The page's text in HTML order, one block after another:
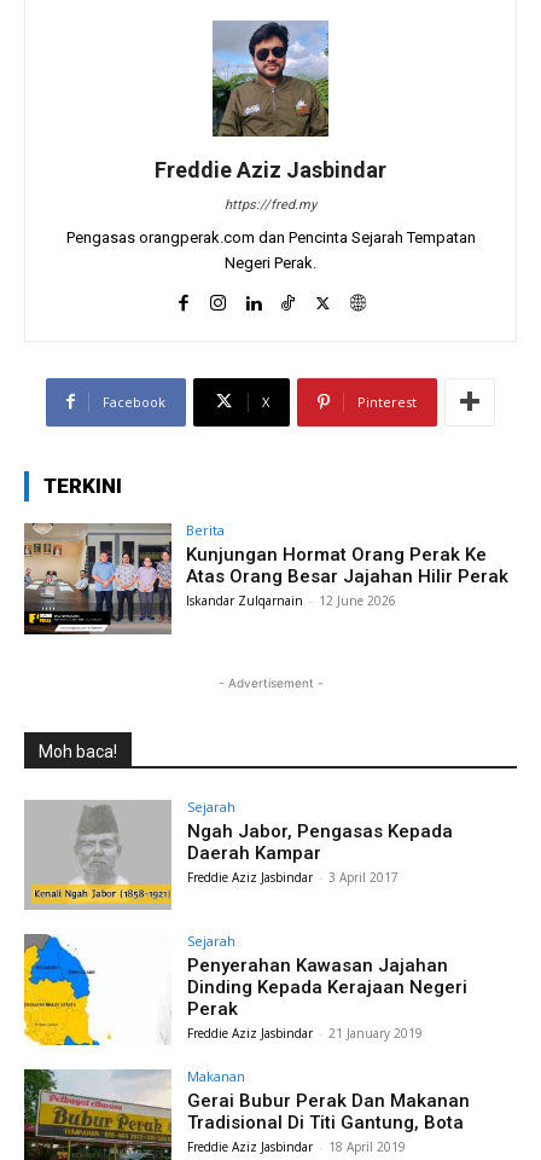
Freddie Aziz Jasbindar
https://fred.my
Pengasas orangperak.com dan Pencinta Sejarah Tempatan
Negeri Perak.
Facebook X Pinterest
TERKINI
Berita
Kunjungan Hormat Orang Perak Ke
Atas Orang Besar Jajahan Hilir Perak
Iskandar Zulqarnain - 12 June 2026
- Advertisement -
Moh baca!
Sejarah
Ngah Jabor, Pengasas Kepada
Daerah Kampar
Freddie Aziz Jasbindar - 3 April 2017
Sejarah
Penyerahan Kawasan Jajahan
Dinding Kepada Kerajaan Negeri
Perak
Freddie Aziz Jasbindar - 21 January 2019
Makanan
Gerai Bubur Perak Dan Makanan
Tradisional Di Titi Gantung, Bota
Freddie Aziz Jasbindar - 18 April 2019